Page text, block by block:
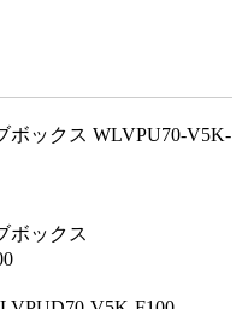
ボックス WLVPU70-V5K-
ボックス